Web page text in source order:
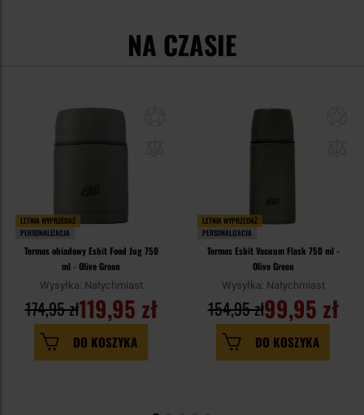
NA CZASIE
LETNIA WYPRZEDAŻ
PERSONALIZACJA
Termos obiadowy Esbit Food Jug 750
ml - Olive Green
Wysyłka: Natychmiast
119,95 zł
174,95 zł
DO KOSZYKA
LETNIA WYPRZEDAŻ
PERSONALIZACJA
Termos Esbit Vacuum Flask 750 ml -
Olive Green
Wysyłka: Natychmiast
99,95 zł
154,95 zł
DO KOSZYKA